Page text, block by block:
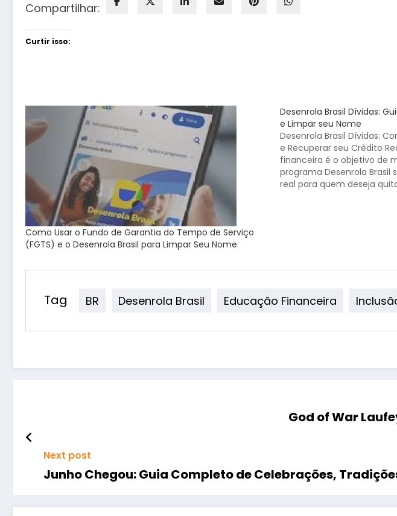
Compartilhar:
Curtir isso:
Como Usar o Fundo de Garantia do Tempo de Serviço
(FGTS) e o Desenrola Brasil para Limpar Seu Nome
Desenrola Brasil Dívidas:
e Limpar seu Nome
Desenrola Brasil Dívidas:
e Recuperar seu Crédito
financeira é o objetivo de
programa Desenrola
real para quem deseja
Tag BR Desenrola Brasil Educação Financeira
God of War
Next post
Junho Chegou: Guia Completo de Celebrações,